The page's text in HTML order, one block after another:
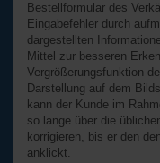
Bestellformular des
Eingabefehler durch
dargestellten
Mittel zur besseren
Vergrößerungsfunktion
Darstellung auf dem
kann der Kunde im
so lange über die
korrigieren, bis er den
anklickt.